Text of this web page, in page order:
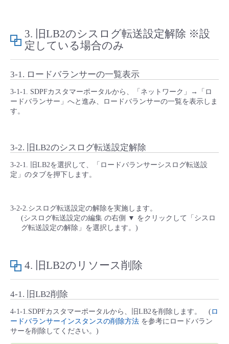
3. 旧LB2のシスログ転送設定解除 ※設
定している場合のみ
3-1. ロードバランサーの一覧表示
3-1-1. SDPFカスタマーポータルから、「ネットワーク」→「ロ
ードバランサー」へと進み、ロードバランサーの一覧を表示しま
す。
3-2. 旧LB2のシスログ転送設定解除
3-2-1. 旧LB2を選択して、「ロードバランサーシスログ転送設
定」のタブを押下します。
3-2-2.シスログ転送設定の解除を実施します。
(シスログ転送設定の編集 の右側 ▼ をクリックして「シスロ
グ転送設定の解除」を選択します。)
4. 旧LB2のリソース削除
4-1. 旧LB2削除
4-1-1.SDPFカスタマーポータルから、旧LB2を削除します。 ( ロ
ードバランサーインスタンスの削除方法 を参考にロードバラン
サーを削除してください。)